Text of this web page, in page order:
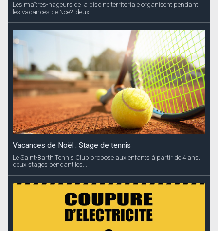
Les maîtres-nageurs de la piscine territoriale organisent pendant
les vacances de Noe?l deux...
Vacances de Noël : Stage de tennis
Le Saint-Barth Tennis Club propose aux enfants à partir de 4 ans,
deux stages pendant les...